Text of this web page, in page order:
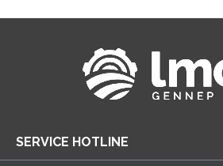
SERVICE HOTLINE